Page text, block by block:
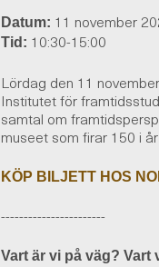
Datum: 11 november
Tid: 10:30-15:00
Lördag den 11
Institutet för
samtal om
museet som firar 150 i
KÖP BILJETT HOS
-----------------------
Vart är vi på väg? Vart